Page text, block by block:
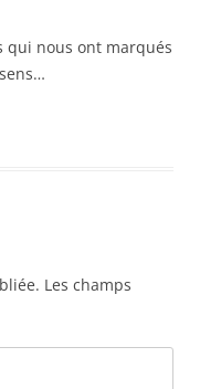
qui nous ont marqués
Les champs